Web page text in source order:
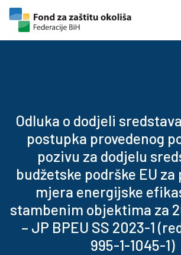
Skip to content
Skip to footer
Odluka o dodjeli
postupka provedenog
pozivu za dodjelu
budžetske podrške EU za
mjera energijske
stambenim objektima za
– JP BPEU SS 2023-1
995-1-1045-1)